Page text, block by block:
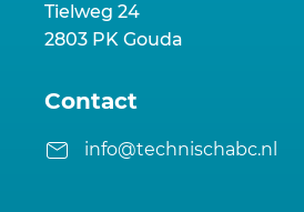
Tielweg 24
2803 PK Gouda
Contact
info@technischabc.nl